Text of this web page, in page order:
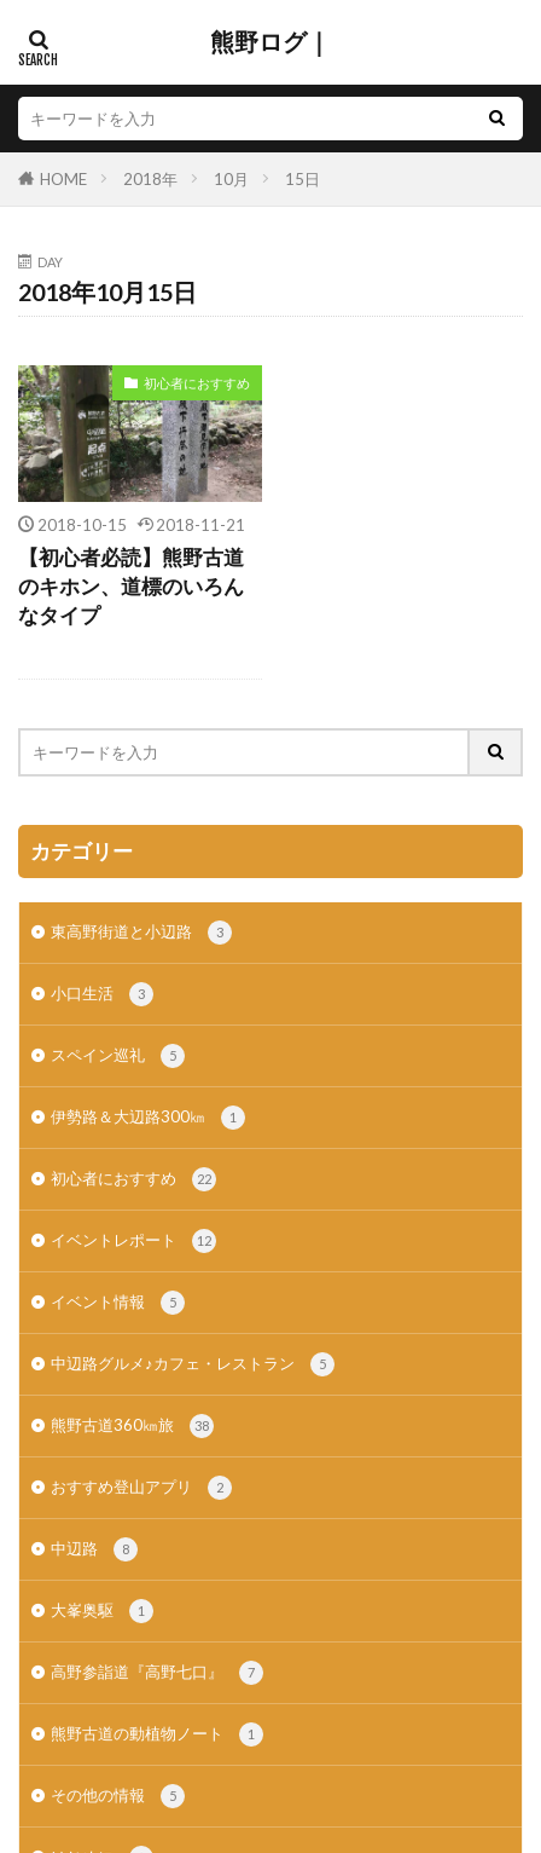
熊野ログ｜
HOME 2018年 10月 15日
DAY
2018年10月15日
初心者におすすめ
2018-10-15 2018-11-21
【初心者必読】熊野古道
のキホン、道標のいろん
なタイプ
カテゴリー
東高野街道と小辺路 3
小口生活 3
スペイン巡礼 5
伊勢路＆大辺路300㎞ 1
初心者におすすめ 22
イベントレポート 12
イベント情報 5
中辺路グルメ♪カフェ・レストラン 5
熊野古道360㎞旅 38
おすすめ登山アプリ 2
中辺路 8
大峯奥駆 1
高野参詣道『高野七口』 7
熊野古道の動植物ノート 1
その他の情報 5